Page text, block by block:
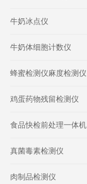
牛奶冰点仪
牛奶体细胞计数仪
蜂蜜检测仪麻度检测仪
鸡蛋药物残留检测仪
食品快检前处理一体机
真菌毒素检测仪
肉制品检测仪